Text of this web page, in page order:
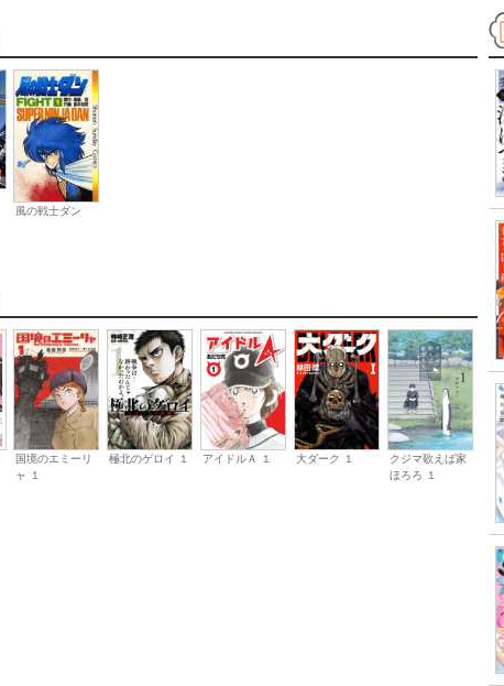
風の戦士ダン
国境のエミーリ
ャ １
極北のゲロイ １ アイドルＡ １ 大ダーク １
クジマ歌えば家
ほろろ １